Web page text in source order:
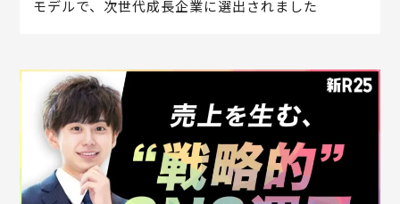
モデルで、次世代成長企業に選出されました